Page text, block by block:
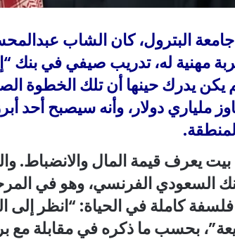
البترول، كان الشاب
مهنية له، تدريب صيفي في بنك
يكن يدرك حينها أن تلك الخطوة
ملياري دولار، وأنه سيصبح أحد
يعرف قيمة المال والانضباط.
السعودي الفرنسي، وهو في
كاملة في الحياة: “انظر إلى
بحسب ما ذكره في مقابلة مع